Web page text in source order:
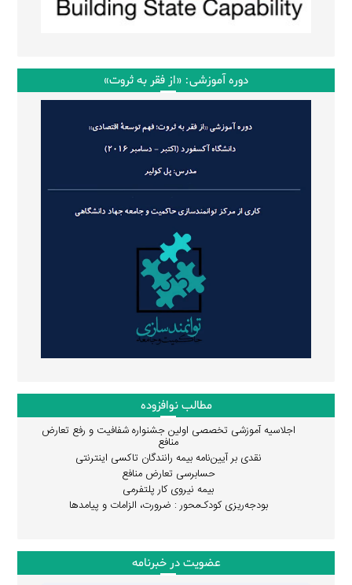
دوره آموزشی: «از فقر به ثروت»
مطالب نوافزوده
اجلاسیه آموزشی تخصصی اولین جشنواره شفافیت و رفع تعارض
منافع
نقدی بر آیین‌نامه بیمه رانندگان تاکسی اینترنتی
حسابرسی تعارض منافع
بیمه نیروی کار پلتفرمی
بودجه‌ریزی کودک‌محور : ضرورت، الزامات و پیامدها
عضویت در خبرنامه